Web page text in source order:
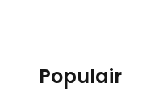
Populair